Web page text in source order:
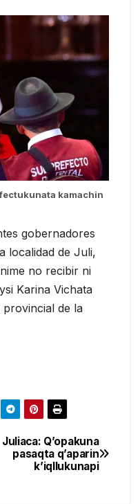
kamachin
gobernadores
localidad de Juli,
no recibir ni
Karina Vichata
de la
Juliaca: Q’opakuna
pasaqta q’aparin
k’iqllukunapi